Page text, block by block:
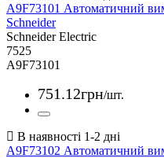
A9F73101 Автоматичний
Schneider
Schneider Electric
7525
A9F73101
751.12грн/шт.
A9F73102 Автоматичний